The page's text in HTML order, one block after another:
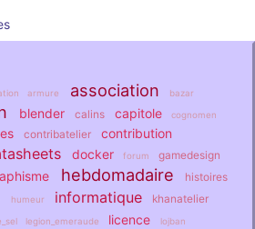
armure association bazar
blender calins capitole
cognomen
contribatelier contribution
docker forum gamedesign
hebdomadaire histoires
humeur informatique khanatelier
legion_emeraude licence lojban